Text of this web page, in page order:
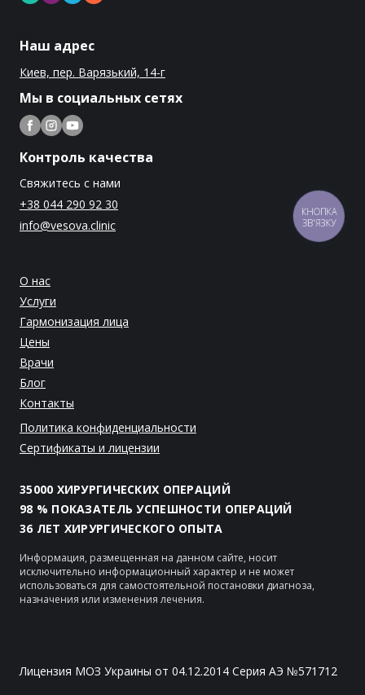
Наш адрес
Киев, пер. Варязький, 14-г
Мы в социальных сетях
Контроль качества
Свяжитесь с нами
+38 044 290 92 30
info@vesova.clinic
О нас
Услуги
Гармонизация лица
Цены
Врачи
Блог
Контакты
Политика конфиденциальности
Сертификаты и лицензии
35000 ХИРУРГИЧЕСКИХ ОПЕРАЦИЙ
98 % ПОКАЗАТЕЛЬ УСПЕШНОСТИ ОПЕРАЦИЙ
36 ЛЕТ ХИРУРГИЧЕСКОГО ОПЫТА
Информация, размещенная на данном сайте, носит
исключительно информационный характер и не может
использоваться для самостоятельной постановки диагноза,
назначения или изменения лечения.
Лицензия МОЗ Украины от 04.12.2014 Серия АЭ №571712
КНОПКА
ЗВ'ЯЗКУ